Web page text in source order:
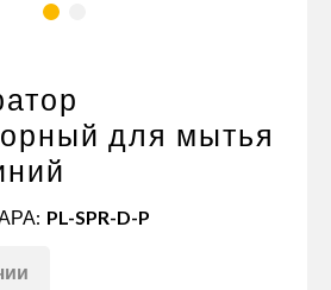
для мытья
PL-SPR-D-P